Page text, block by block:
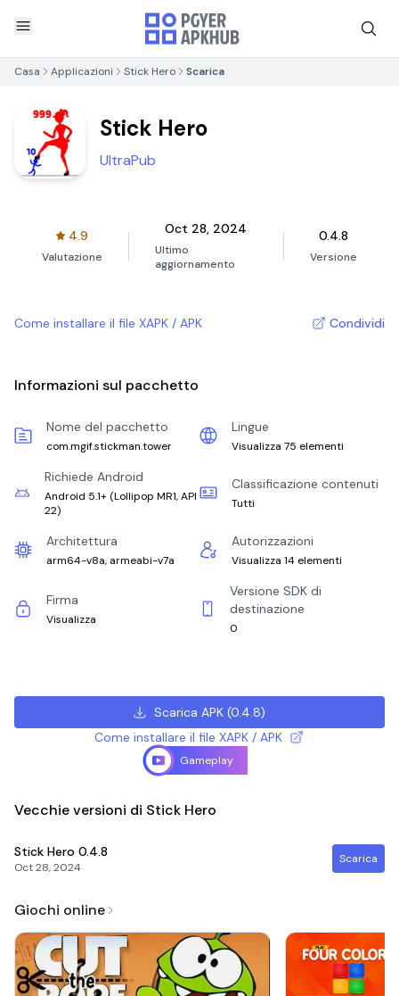
Casa Applicazioni Stick Hero Scarica
Stick Hero
UltraPub
4.9
Valutazione
Oct 28, 2024
Ultimo
aggiornamento
0.4.8
Versione
Come installare il file XAPK / APK Condividi
Informazioni sul pacchetto
Nome del pacchetto
com.mgif.stickman.tower
Lingue
Visualizza 75 elementi
Richiede Android
Android 5.1+ (Lollipop MR1, API
22)
Classificazione contenuti
Tutti
Architettura
arm64-v8a, armeabi-v7a
Autorizzazioni
Visualizza 14 elementi
Firma
Visualizza
Versione SDK di
destinazione
0
Scarica APK (0.4.8)
Come installare il file XAPK / APK
Gameplay
Vecchie versioni di Stick Hero
Stick Hero 0.4.8
Oct 28, 2024
Scarica
Giochi online